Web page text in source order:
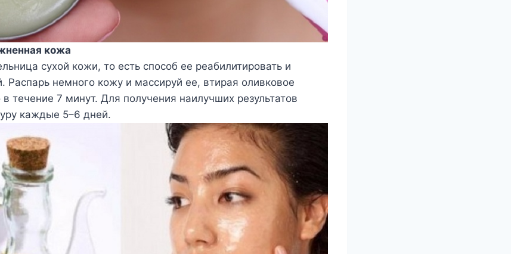
кожа
сухой кожи, то есть способ ее реабилитировать и
Распарь немного кожу и массируй ее, втирая оливковое
течение 7 минут. Для получения наилучших результатов
каждые 5–6 дней.